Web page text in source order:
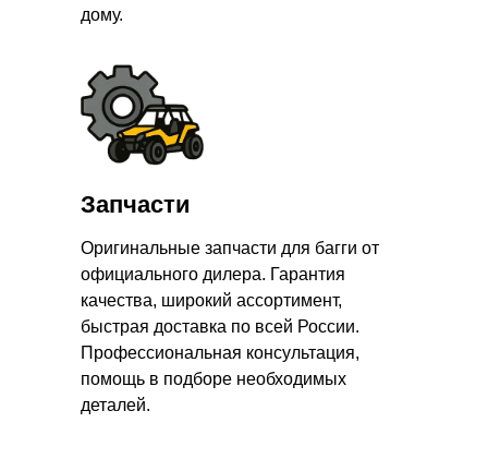
Запчасти
Оригинальные запчасти для багги от
официального дилера. Гарантия
качества, широкий ассортимент,
быстрая доставка по всей России.
Профессиональная консультация,
помощь в подборе необходимых
деталей.
дому.